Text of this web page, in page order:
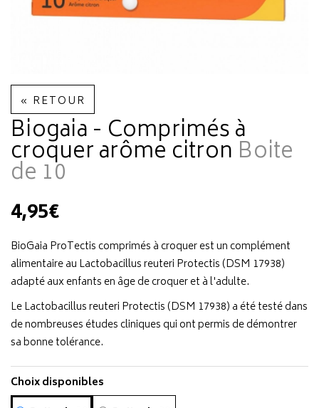
« RETOUR
Biogaia - Comprimés à
croquer arôme citron Boite
de 10
4,95€
BioGaia ProTectis comprimés à croquer est un complément
alimentaire au Lactobacillus reuteri Protectis (DSM 17938)
adapté aux enfants en âge de croquer et à l'adulte.
Le Lactobacillus reuteri Protectis (DSM 17938) a été testé dans
de nombreuses études cliniques qui ont permis de démontrer
sa bonne tolérance.
Choix disponibles